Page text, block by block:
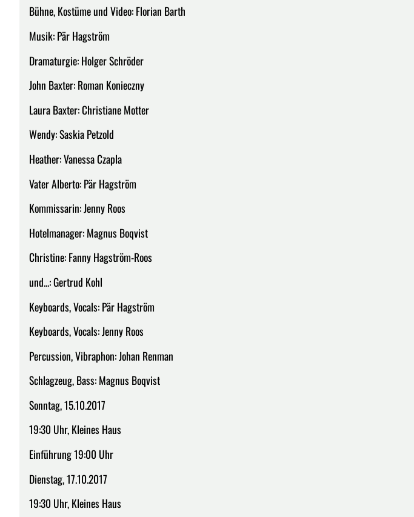
Bühne, Kostüme und Video: Florian Barth
Musik: Pär Hagström
Dramaturgie: Holger Schröder
John Baxter: Roman Konieczny
Laura Baxter: Christiane Motter
Wendy: Saskia Petzold
Heather: Vanessa Czapla
Vater Alberto: Pär Hagström
Kommissarin: Jenny Roos
Hotelmanager: Magnus Boqvist
Christine: Fanny Hagström-Roos
und...: Gertrud Kohl
Keyboards, Vocals: Pär Hagström
Keyboards, Vocals: Jenny Roos
Percussion, Vibraphon: Johan Renman
Schlagzeug, Bass: Magnus Boqvist
Sonntag, 15.10.2017
19:30 Uhr, Kleines Haus
Einführung 19:00 Uhr
Dienstag, 17.10.2017
19:30 Uhr, Kleines Haus